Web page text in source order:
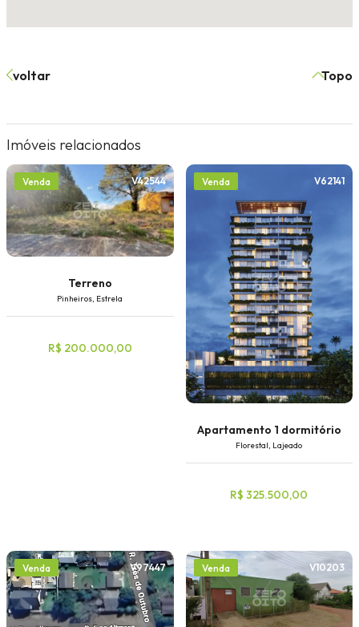
voltar Topo
Imóveis relacionados
Venda V42544
Terreno
Pinheiros, Estrela
R$ 200.000,00
Venda V62141
Apartamento 1 dormitório
Florestal, Lajeado
R$ 325.500,00
Venda V97447 Venda V10203